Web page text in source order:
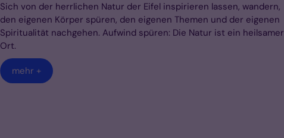
Sich von der herrlichen Natur der Eifel inspirieren lassen, wandern,
den eigenen Körper spüren, den eigenen Themen und der eigenen
Spiritualität nachgehen. Aufwind spüren: Die Natur ist ein heilsamer
Ort.
mehr +